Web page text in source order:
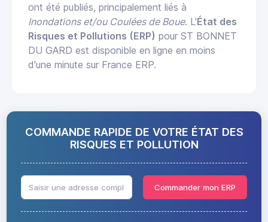
ont été publiés, principalement liés à
Inondations et/ou Coulées de Boue. L'État des
Risques et Pollutions (ERP) pour ST BONNET
DU GARD est disponible en ligne en moins
d'une minute sur France ERP.
COMMANDE RAPIDE DE VOTRE ÉTAT DES
RISQUES ET POLLUTION
Commander mon ERP